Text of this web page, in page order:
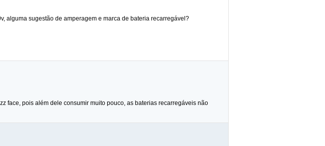
alguma sugestão de amperagem e marca de bateria recarregável?
face, pois além dele consumir muito pouco, as baterias recarregáveis não